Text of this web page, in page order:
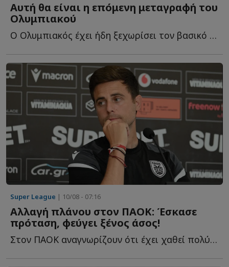
Αυτή θα είναι η επόμενη μεταγραφή του
Ολυμπιακού
Ο Ολυμπιακός έχει ήδη ξεχωρίσει τον βασικό του στόχο γ...
Super League | 10/08 - 07:16
Αλλαγή πλάνου στον ΠΑΟΚ: Έσκασε
πρόταση, φεύγει ξένος άσος!
Στον ΠΑΟΚ αναγνωρίζουν ότι έχει χαθεί πολύτιμος χρόνος σ...